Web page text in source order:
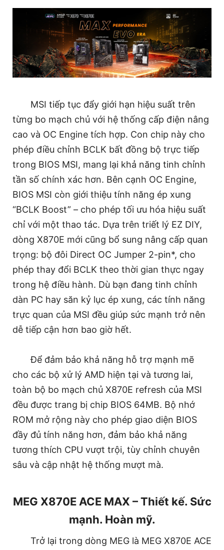
MSI tiếp tục đẩy giới hạn hiệu suất trên
từng bo mạch chủ với hệ thống cấp điện nâng
cao và OC Engine tích hợp. Con chip này cho
phép điều chỉnh BCLK bất đồng bộ trực tiếp
trong BIOS MSI, mang lại khả năng tinh chỉnh
tần số chính xác hơn. Bên cạnh OC Engine,
BIOS MSI còn giới thiệu tính năng ép xung
“BCLK Boost” – cho phép tối ưu hóa hiệu suất
chỉ với một thao tác. Dựa trên triết lý EZ DIY,
dòng X870E mới cũng bổ sung nâng cấp quan
trọng: bộ đôi Direct OC Jumper 2-pin*, cho
phép thay đổi BCLK theo thời gian thực ngay
trong hệ điều hành. Dù bạn đang tinh chỉnh
dàn PC hay săn kỷ lục ép xung, các tính năng
trực quan của MSI đều giúp sức mạnh trở nên
dễ tiếp cận hơn bao giờ hết.
Để đảm bảo khả năng hỗ trợ mạnh mẽ
cho các bộ xử lý AMD hiện tại và tương lai,
toàn bộ bo mạch chủ X870E refresh của MSI
đều được trang bị chip BIOS 64MB. Bộ nhớ
ROM mở rộng này cho phép giao diện BIOS
đầy đủ tính năng hơn, đảm bảo khả năng
tương thích CPU vượt trội, tùy chỉnh chuyên
sâu và cập nhật hệ thống mượt mà.
MEG X870E ACE MAX – Thiết kế. Sức
mạnh. Hoàn mỹ.
Trở lại trong dòng MEG là MEG X870E ACE